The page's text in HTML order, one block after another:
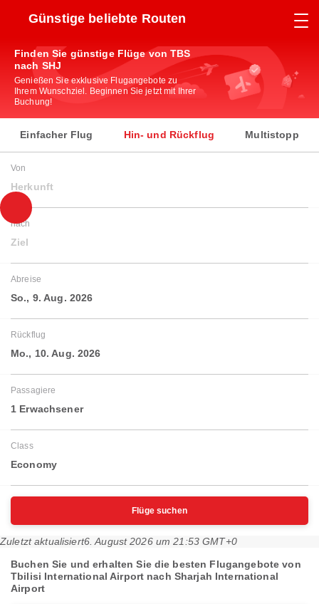
Günstige beliebte Routen
Finden Sie günstige Flüge von TBS
nach SHJ
Genießen Sie exklusive Flugangebote zu
Ihrem Wunschziel. Beginnen Sie jetzt mit Ihrer
Buchung!
Einfacher Flug Hin- und Rückflug Multistopp
Von
Herkunft
nach
Ziel
Abreise
So., 9. Aug. 2026
Rückflug
Mo., 10. Aug. 2026
Passagiere
1 Erwachsener
Class
Economy
Flüge suchen
Zuletzt aktualisiert6. August 2026 um 21:53 GMT+0
Buchen Sie und erhalten Sie die besten Flugangebote von
Tbilisi International Airport nach Sharjah International
Airport